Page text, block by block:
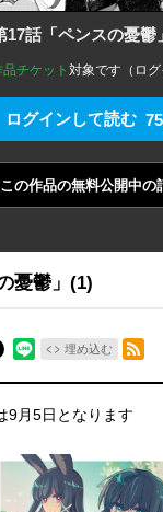
17話「ペンスの憂鬱
品チケット 対象です（ログ
ログインして読む
この作品の無料公開中の
憂鬱」(1)
埋め込む
RSSフィード
9月5日となります